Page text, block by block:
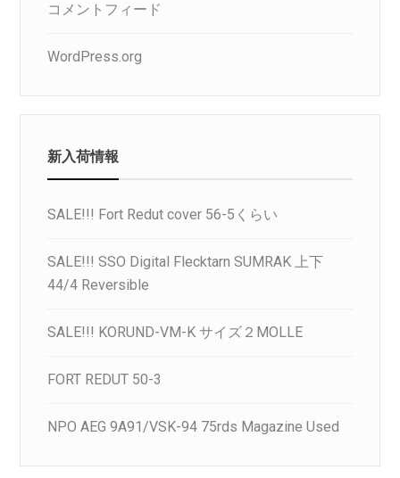
コメントフィード
WordPress.org
新入荷情報
SALE!!! Fort Redut cover 56-5くらい
SALE!!! SSO Digital Flecktarn SUMRAK 上下
44/4 Reversible
SALE!!! KORUND-VM-K サイズ２MOLLE
FORT REDUT 50-3
NPO AEG 9A91/VSK-94 75rds Magazine Used